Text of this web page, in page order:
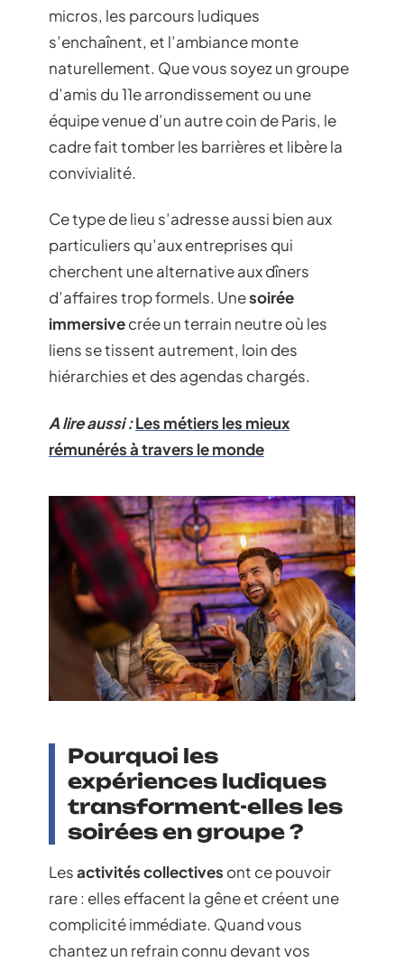
micros, les parcours ludiques
s’enchaînent, et l’ambiance monte
naturellement. Que vous soyez un groupe
d’amis du 11e arrondissement ou une
équipe venue d’un autre coin de Paris, le
cadre fait tomber les barrières et libère la
convivialité.
Ce type de lieu s’adresse aussi bien aux
particuliers qu’aux entreprises qui
cherchent une alternative aux dîners
d’affaires trop formels. Unesoirée
immersivecrée un terrain neutre où les
liens se tissent autrement, loin des
hiérarchies et des agendas chargés.
A lire aussi :Les métiers les mieux
rémunérés à travers le monde
Pourquoi les
expériences ludiques
transforment-elles les
soirées en groupe ?
Lesactivités collectives ont ce pouvoir
rare : elles effacent la gêne et créent une
complicité immédiate. Quand vous
chantez un refrain connu devant vos